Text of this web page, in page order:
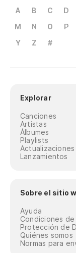
A B C D
M
N O P
Y
Z #
Explorar
Canciones
Artistas
Álbumes
Playlists
Actualizaciones
Lanzamientos
Sobre el sitio
Ayuda
Condiciones
Protección de
Quiénes somos
Normas para